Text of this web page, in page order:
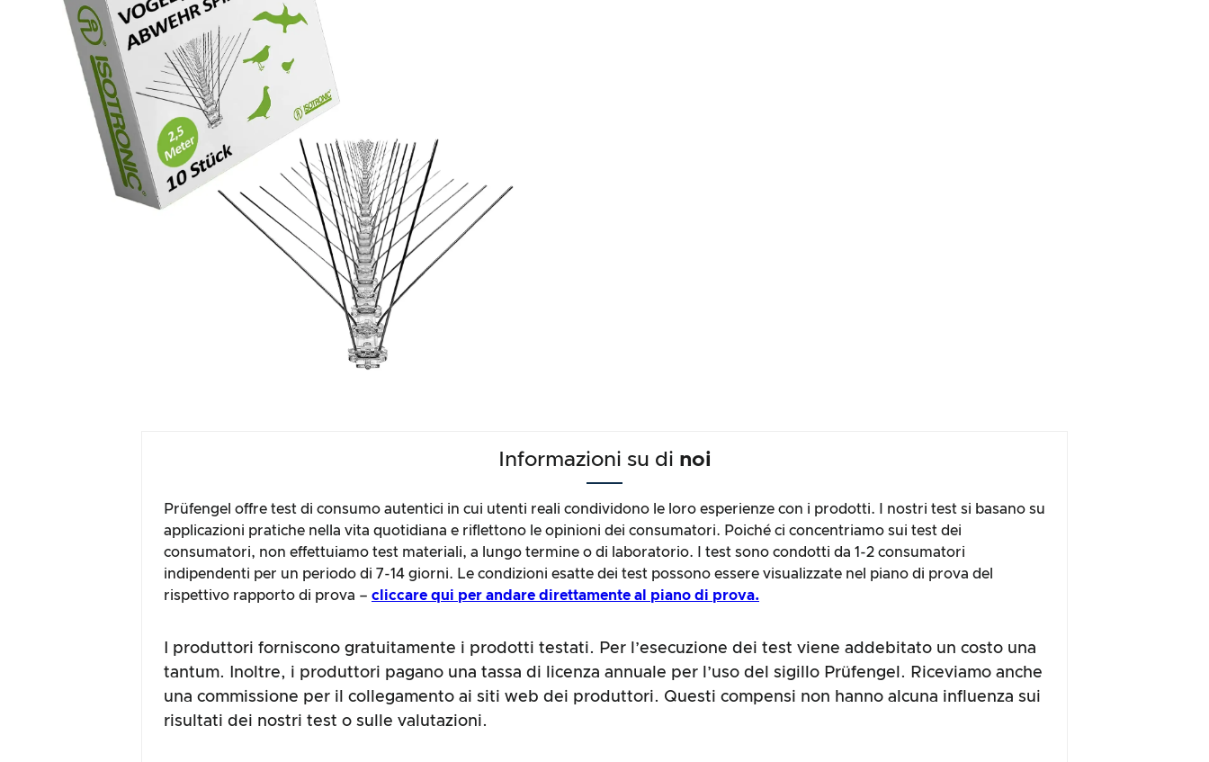
Informazioni su di noi
Prüfengel offre test di consumo autentici in cui utenti reali condividono le loro esperienze con i prodotti. I nostri test si basano su
applicazioni pratiche nella vita quotidiana e riflettono le opinioni dei consumatori. Poiché ci concentriamo sui test dei
consumatori, non effettuiamo test materiali, a lungo termine o di laboratorio. I test sono condotti da 1-2 consumatori
indipendenti per un periodo di 7-14 giorni. Le condizioni esatte dei test possono essere visualizzate nel piano di prova del
rispettivo rapporto di prova – cliccare qui per andare direttamente al piano di prova.
I produttori forniscono gratuitamente i prodotti testati. Per l’esecuzione dei test viene addebitato un costo una
tantum. Inoltre, i produttori pagano una tassa di licenza annuale per l’uso del sigillo Prüfengel. Riceviamo anche
una commissione per il collegamento ai siti web dei produttori. Questi compensi non hanno alcuna influenza sui
risultati dei nostri test o sulle valutazioni.